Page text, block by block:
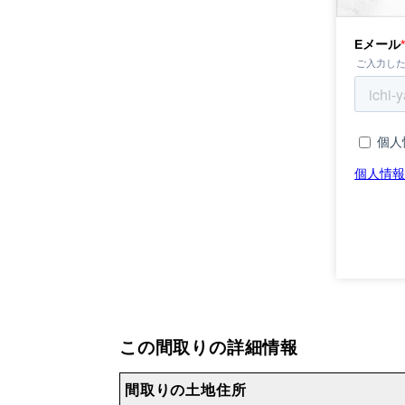
この間取りの詳細情報
間取りの土地住所